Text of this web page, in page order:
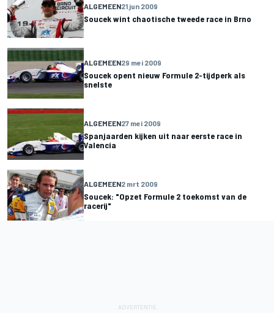
ALGEMEEN21 jun 2009
Soucek wint chaotische tweede race in Brno
ALGEMEEN29 mei 2009
Soucek opent nieuw Formule 2-tijdperk als
snelste
ALGEMEEN27 mei 2009
Spanjaarden kijken uit naar eerste race in
Valencia
ALGEMEEN2 mrt 2009
Soucek: "Opzet Formule 2 toekomst van de
racerij"